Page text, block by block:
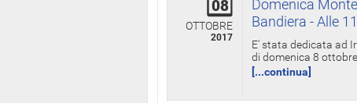
08
OTTOBRE
2017
Domenica
Bandiera - Alle
E' stata dedicata ad
di domenica 8
[...continua]